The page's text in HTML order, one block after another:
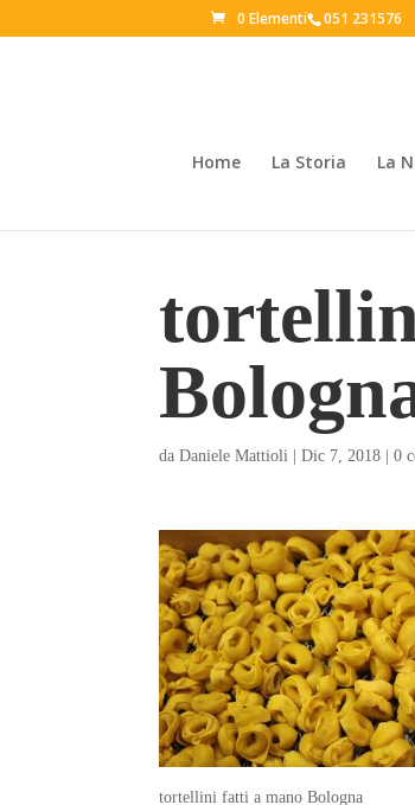
051 231576
0 Elementi
Home La Storia La
daDaniele Mattioli |Dic 7, 2018 |0
tortellini fatti a mano Bologna